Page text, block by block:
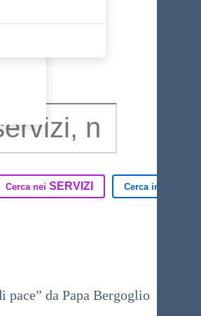
Cerca nei SERVIZI Cerca in
pace” da Papa Bergoglio